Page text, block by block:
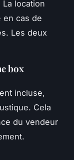
location
en cas de
Les deux
box
incluse,
Cela
du vendeur